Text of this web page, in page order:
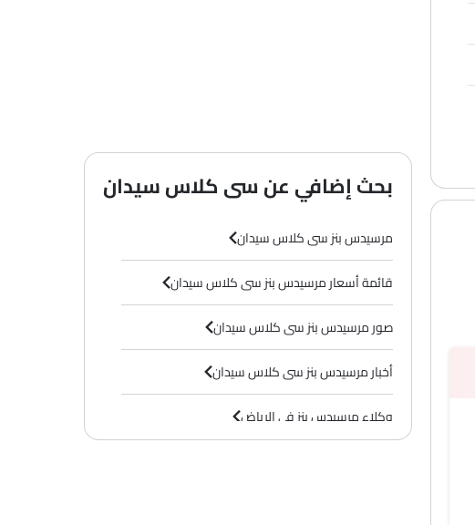
بحث إضافي عن سى كلاس سيدان
مرسيدس بنز سى كلاس سيدان
قائمة أسعار مرسيدس بنز سى كلاس سيدان
صور مرسيدس بنز سى كلاس سيدان
أخبار مرسيدس بنز سى كلاس سيدان
وكلاء مرسيدس بنز في الرياض‎